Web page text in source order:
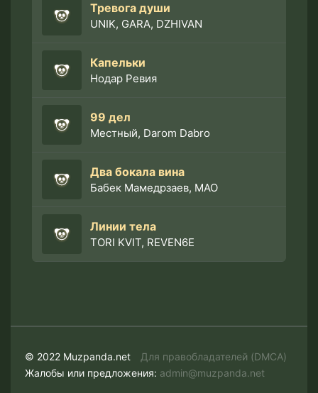
Тревога души
UNIK, GARA, DZHIVAN
Капельки
Нодар Ревия
99 дел
Местный, Darom Dabro
Два бокала вина
Бабек Мамедрзаев, MAO
Линии тела
TORI KVIT, REVEN6E
© 2022 Muzpanda.net
Для правобладателей (DMCA)
Жалобы или предложения: admin@muzpanda.net